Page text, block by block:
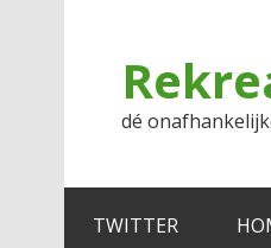
dé
TWITTER